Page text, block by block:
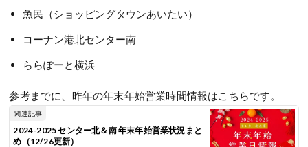
魚民（ショッピングタウンあいたい）
コーナン港北センター南
ららぽーと横浜
参考までに、昨年の年末年始営業時間情報はこちらです。
関連記事
2024-2025 センター北＆南 年末年始営業状況まと
め（12/26更新）